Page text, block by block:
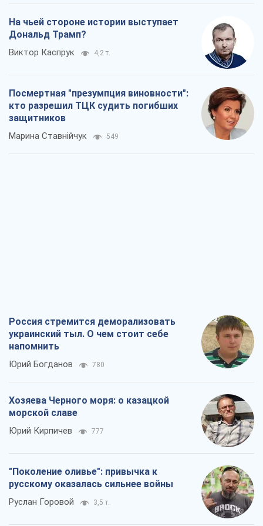
На чьей стороне истории выступает
Дональд Трамп?
Виктор Каспрук 4,2 т.
Посмертная "презумпция виновности":
кто разрешил ТЦК судить погибших
защитников
Марина Ставнійчук 549
Россия стремится деморализовать
украинский тыл. О чем стоит себе
напомнить
Юрий Богданов 780
Хозяева Черного моря: о казацкой
морской славе
Юрий Кирпичев 777
"Поколение оливье": привычка к
русскому оказалась сильнее войны
Руслан Горовой 3,5 т.